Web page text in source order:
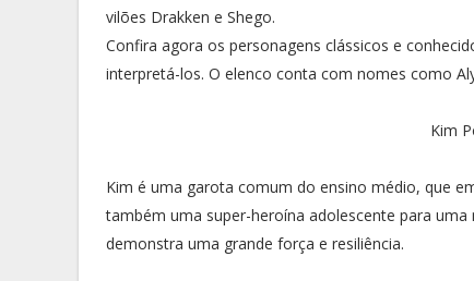
vilões Drakken e Shego.
Confira agora os personagens clássicos e
interpretá-los. O elenco conta com nomes como
Kim
Kim é uma garota comum do ensino médio, que
também uma super-heroína adolescente para
demonstra uma grande força e resiliência.